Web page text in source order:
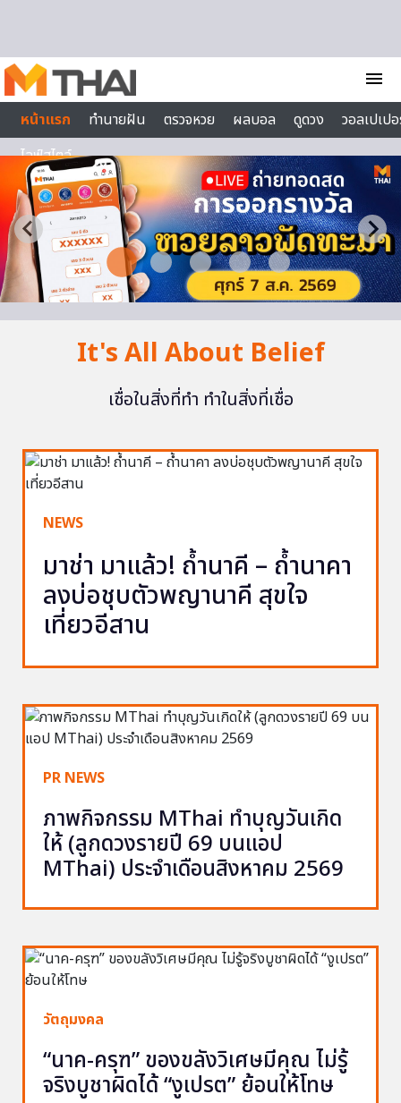
menu
หน้าแรก
ทำนายฝัน ตรวจหวย ผลบอล ดูดวง
วอลเปเป
ไลฟ์สไตล์
It's All About Belief
เชื่อในสิ่งที่ทำ ทำในสิ่งที่เชื่อ
NEWS
มาช่า มาแล้ว! ถ้ำนาคี – ถ้ำนาคา
ลงบ่อชุบตัวพญานาคี สุขใจ
เที่ยวอีสาน
PR NEWS
ภาพกิจกรรม MThai ทำบุญวันเกิด
ให้ (ลูกดวงรายปี 69 บนแอป
MThai) ประจำเดือนสิงหาคม 2569
วัตถุมงคล
“นาค-ครุฑ” ของขลังวิเศษมีคุณ ไม่รู้
จริงบูชาผิดได้ “งูเปรต” ย้อนให้โทษ